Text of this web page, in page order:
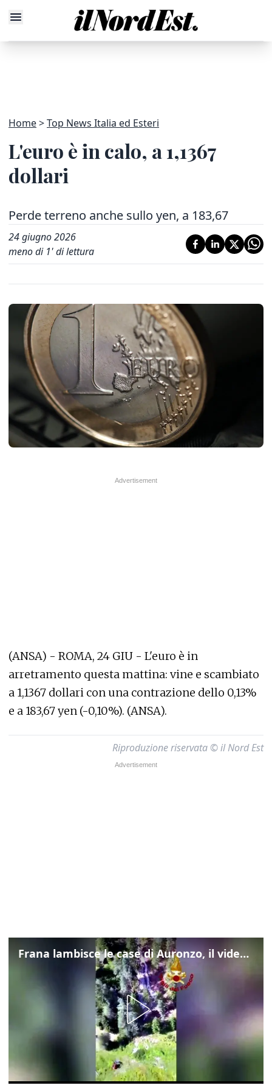
Home Top News Italia ed Esteri
L'euro è in calo, a 1,1367
dollari
Perde terreno anche sullo yen, a 183,67
24 giugno 2026
meno di 1' di lettura
(ANSA) - ROMA, 24 GIU - L'euro è in
arretramento questa mattina: vine e scambiato
a 1,1367 dollari con una contrazione dello 0,13%
e a 183,67 yen (-0,10%). (ANSA).
Riproduzione riservata © il Nord Est
Frana lambisce le case di Auronzo, il video dall'elicottero dei vigili del fuoco